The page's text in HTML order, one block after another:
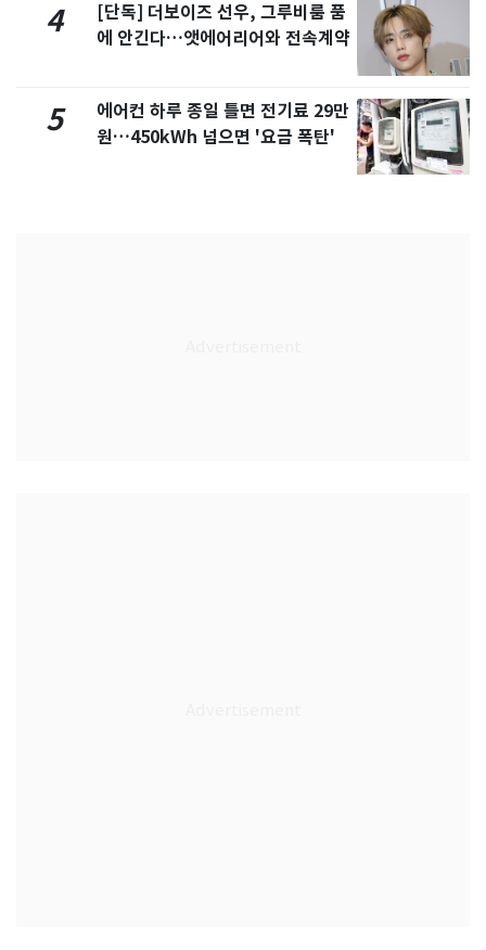
4
[단독] 더보이즈 선우, 그루비룸 품
에 안긴다…앳에어리어와 전속계약
5
에어컨 하루 종일 틀면 전기료 29만
원…450kWh 넘으면 '요금 폭탄'